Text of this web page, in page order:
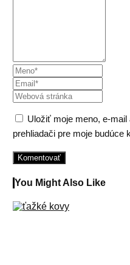
Uložiť moje meno, e-
prehliadači pre moje budúce
You Might Also Like